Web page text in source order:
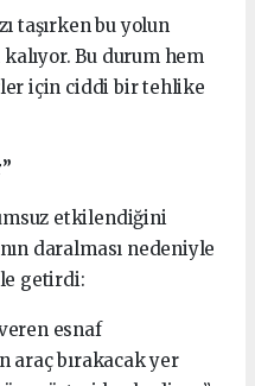
taşırken bu yolun
Bu durum hem
için ciddi bir tehlike
etkilendiğini
daralması nedeniyle
getirdi:
esnaf
bırakacak yer